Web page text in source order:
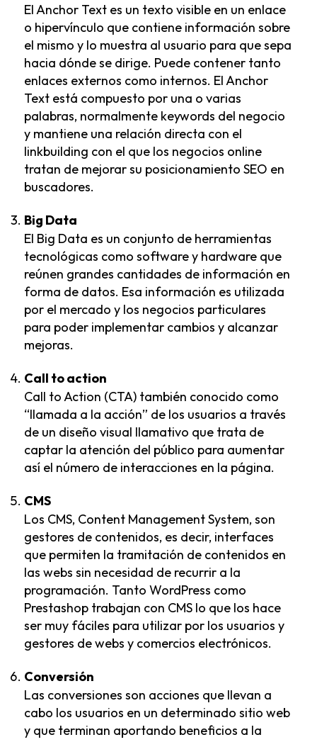
El Anchor Text es un texto visible en un enlace
o hipervínculo que contiene información sobre
el mismo y lo muestra al usuario para que sepa
hacia dónde se dirige. Puede contener tanto
enlaces externos como internos. El Anchor
Text está compuesto por una o varias
palabras, normalmente keywords del negocio
y mantiene una relación directa con el
linkbuilding con el que los negocios online
tratan de mejorar su posicionamiento SEO en
buscadores.
Big Data
El Big Data es un conjunto de herramientas
tecnológicas como software y hardware que
reúnen grandes cantidades de información en
forma de datos. Esa información es utilizada
por el mercado y los negocios particulares
para poder implementar cambios y alcanzar
mejoras.
Call to action
Call to Action (CTA) también conocido como
“llamada a la acción” de los usuarios a través
de un diseño visual llamativo que trata de
captar la atención del público para aumentar
así el número de interacciones en la página.
CMS
Los CMS, Content Management System, son
gestores de contenidos, es decir, interfaces
que permiten la tramitación de contenidos en
las webs sin necesidad de recurrir a la
programación. Tanto WordPress como
Prestashoptrabajan con CMS lo que los hace
ser muy fáciles para utilizar por los usuarios y
gestores de webs y comercios electrónicos.
Conversión
Las conversiones son acciones que llevan a
cabo los usuarios en un determinado sitio web
y que terminan aportando beneficios a la